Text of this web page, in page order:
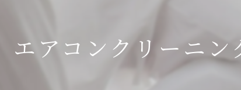
エアコンクリーニ